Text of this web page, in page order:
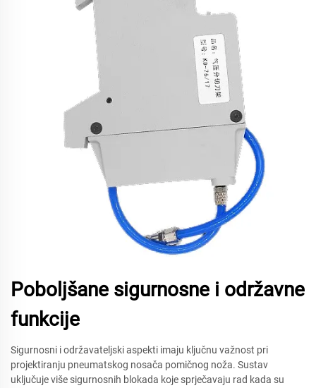
Poboljšane sigurnosne i održavne
funkcije
Sigurnosni i održavateljski aspekti imaju ključnu važnost pri
projektiranju pneumatskog nosača pomičnog noža. Sustav
uključuje više sigurnosnih blokada koje sprječavaju rad kada su